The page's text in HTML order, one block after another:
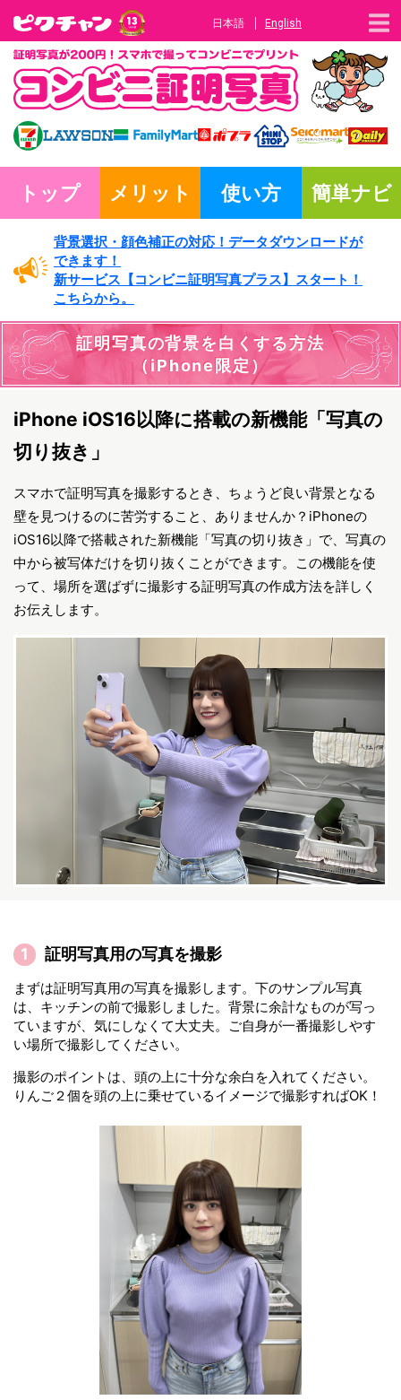
日本語 English
トップ メリット 使い方 簡単ナビ
背景選択・ 顔色補正の対応！ データダウンロードが
できます！
新サービス 【コンビニ証明写真プラス】
スタート！
こちらから。
証明写真の背景を白くする方法
（iPhone限定）
iPhone iOS16以降に搭載の新機能「写真の
切り抜き」
スマホで証明写真を撮影するとき、ちょうど良い背景となる
壁を見つけるのに苦労すること、ありませんか？iPhoneの
iOS16以降で搭載された新機能「写真の切り抜き」で、写真の
中から被写体だけを切り抜くことができます。この機能を使
って、場所を選ばずに撮影する証明写真の作成方法を詳しく
お伝えします。
証明写真用の写真を撮影
まずは証明写真用の写真を撮影します。下のサンプル写真
は、キッチンの前で撮影しました。背景に余計なものが写っ
ていますが、気にしなくて大丈夫。ご自身が一番撮影しやす
い場所で撮影してください。
撮影のポイントは、頭の上に十分な余白を入れてください。
りんご２個を頭の上に乗せているイメージで撮影すればOK！